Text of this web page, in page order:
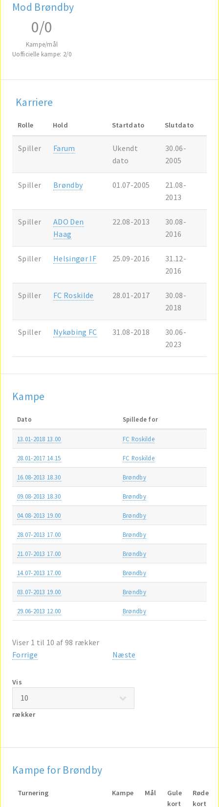
Mod Brøndby
0/0
Kampe/mål
Uofficielle kampe: 2/0
Karriere
Rolle Hold Startdato Slutdato
Spiller Farum
Ukendt
dato
30.06-
2005
Spiller Brøndby 01.07-2005
21.08-
2013
Spiller
ADO Den
Haag
22.08-2013
30.08-
2016
Spiller Helsingør IF 25.09-2016
31.12-
2016
Spiller FC Roskilde 28.01-2017
30.08-
2018
Spiller Nykøbing FC 31.08-2018
30.06-
2023
Kampe
Dato Spillede for
13.01-2018 13.00 FC Roskilde
28.01-2017 14.15 FC Roskilde
16.08-2013 18.30 Brøndby
09.08-2013 18.30 Brøndby
04.08-2013 19.00 Brøndby
28.07-2013 17.00 Brøndby
21.07-2013 17.00 Brøndby
14.07-2013 17.00 Brøndby
03.07-2013 19.00 Brøndby
29.06-2013 12.00 Brøndby
Viser 1 til 10 af 98 rækker
Forrige
Næste
Vis
rækker
Kampe for Brøndby
Turnering Kampe Mål
Gule
kort
Røde
kort